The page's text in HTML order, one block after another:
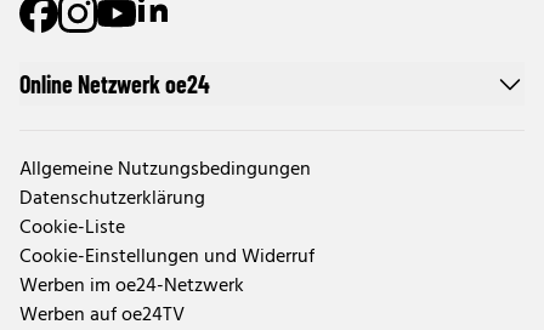
Online Netzwerk oe24
Allgemeine Nutzungsbedingungen
Datenschutzerklärung
Cookie-Liste
Cookie-Einstellungen und Widerruf
Werben im oe24-Netzwerk
Werben auf oe24TV